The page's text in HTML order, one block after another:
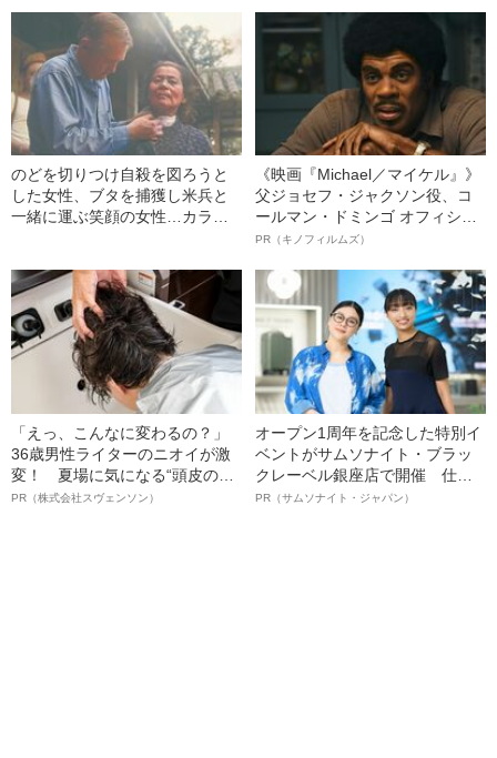
のどを切りつけ自殺を図ろうと
した女性、ブタを捕獲し米兵と
一緒に運ぶ笑顔の女性…カラー
《映画『Michael／マイケル』》
父ジョセフ・ジャクソン役、コ
ールマン・ドミンゴ オフィシャ
ルインタビュー“観客を魅了した
語る”《日本興収70億円突破》
PR（キノフィルムズ）
「えっ、こんなに変わるの？」
36歳男性ライターのニオイが激
変！ 夏場に気になる“頭皮のニ
オイ”や“ベタつき”を解消す
PR（株式会社スヴェンソン）
オープン1周年を記念した特別イ
ベントがサムソナイト・ブラッ
クレーベル銀座店で開催 仕事
も人生も自分らしく～笑顔あふ
PR（サムソナイト・ジャパン）